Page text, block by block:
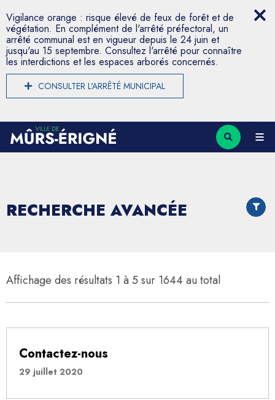
Vigilance orange : risque élevé de feux de forêt et de
végétation. En complément de l'arrêté préfectoral, un
arrêté communal est en vigueur depuis le 24 juin et
jusqu'au 15 septembre. Consultez l'arrêté pour connaître
les interdictions et les espaces arborés concernés.
CONSULTER L'ARRÊTÉ MUNICIPAL
LE
FILTRE
RECHERCHE AVANCÉE
Affichage des résultats 1 à 5 sur 1644 au total
Contactez-nous
29 juillet 2020